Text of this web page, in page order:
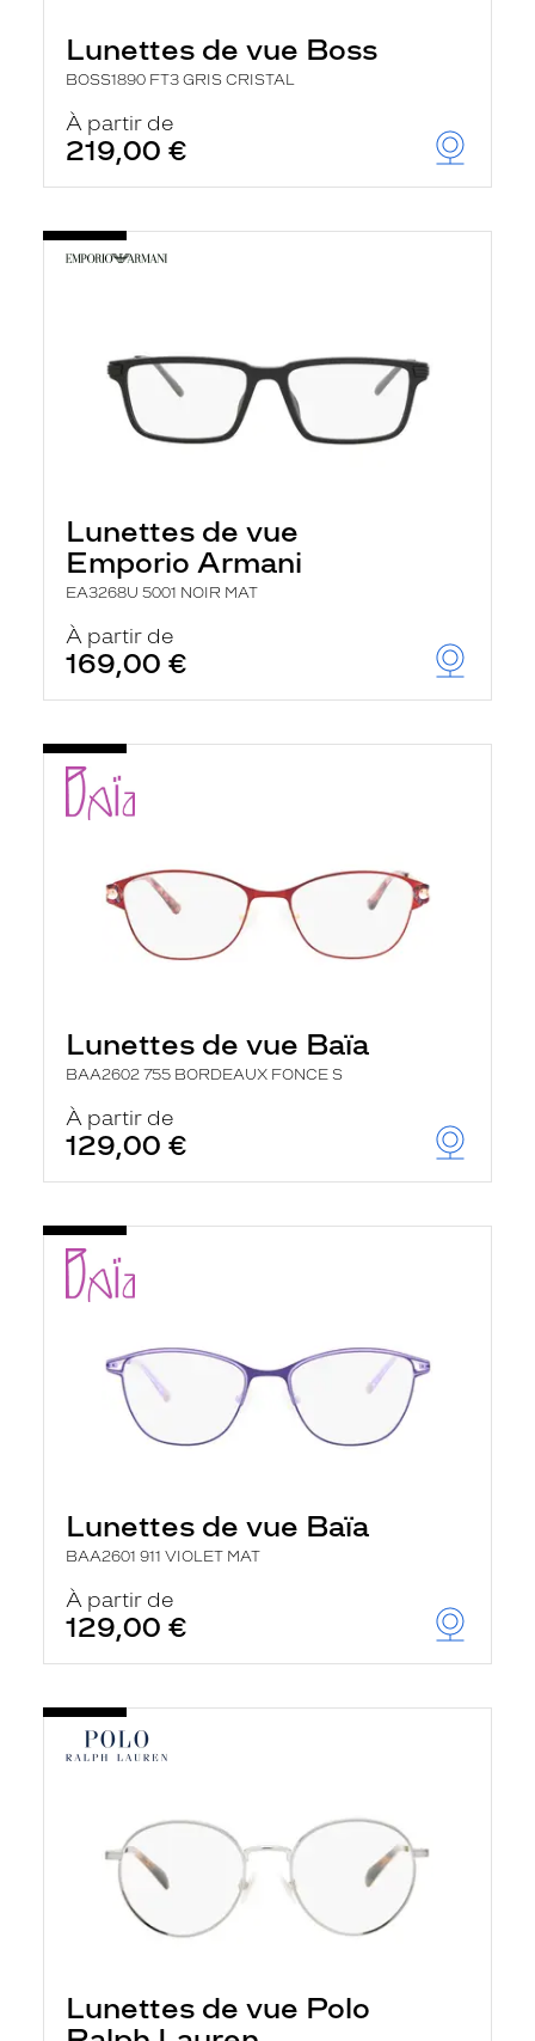
Lunettes de vue Boss
BOSS1890 FT3 GRIS CRISTAL
À partir de
219,00 €
Lunettes de vue
Emporio Armani
EA3268U 5001 NOIR MAT
À partir de
169,00 €
Lunettes de vue Baïa
BAA2602 755 BORDEAUX FONCE S
À partir de
129,00 €
Lunettes de vue Baïa
BAA2601 911 VIOLET MAT
À partir de
129,00 €
Lunettes de vue Polo